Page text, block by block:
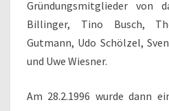
Gründungsmitglieder von
Billinger, Tino Busch,
Gutmann, Udo Schölzel,
und Uwe Wiesner.
Am 28.2.1996 wurde dann